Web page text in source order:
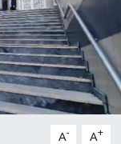
A- A+